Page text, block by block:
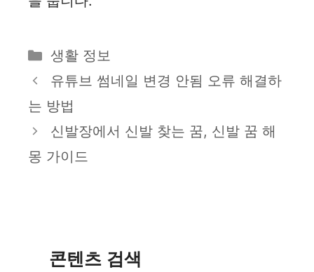
카
테
리
생활 정보
유튜브 썸네일 변경 안됨 오류 해결하
는 방법
신발장에서 신발 찾는 꿈, 신발 꿈 해
몽 가이드
콘텐츠 검색